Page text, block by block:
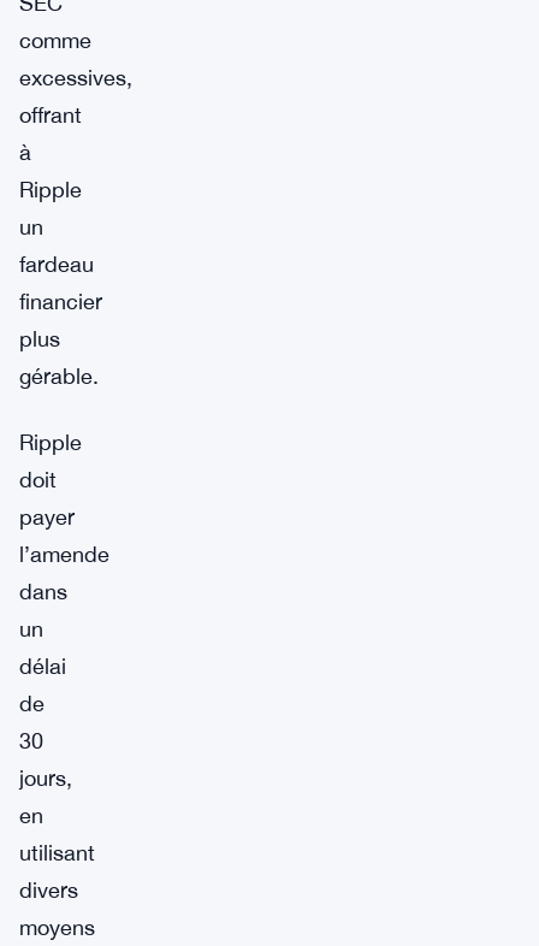
comme
excessives,
offrant
à
Ripple
un
fardeau
financier
plus
gérable.
Ripple
doit
payer
l’amende
dans
un
délai
de
30
jours,
en
utilisant
divers
moyens